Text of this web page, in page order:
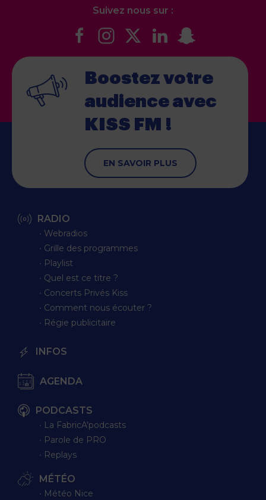
Suivez nous sur :
Boostez votre
audience avec
KISS FM !
EN SAVOIR PLUS
RADIO
∙ Webradios
∙ Grille des programmes
∙ Playlist
∙ Quel est ce titre ?
∙ Concerts Privés Kiss
∙ Comment nous écouter ?
∙ Régie publicitaire
INFOS
AGENDA
PODCASTS
∙ La FabricA'podcasts
∙ Parole de PRO
∙ Replays
MÉTÉO
∙ Météo Nice